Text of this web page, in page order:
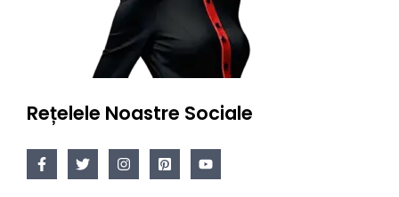
Rețelele Noastre Sociale